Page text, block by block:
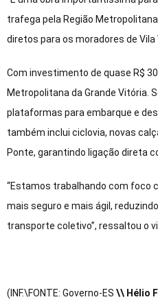
trafega pela Região
diretos para os moradores de Vila
Com investimento de quase R$
Metropolitana da Grande Vitória.
plataformas para embarque e
também inclui ciclovia, novas
Ponte, garantindo ligação direta
“Estamos trabalhando com foco
mais seguro e mais ágil,
transporte coletivo”, ressaltou o
(INF.\FONTE: Governo-ES \\ Hélio